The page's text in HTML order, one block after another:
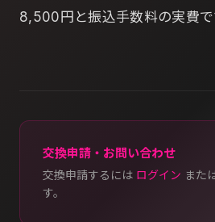
8,500円と振込手数料の実費で
交換申請・お問い合わせ
交換申請するには ログイン また
す。